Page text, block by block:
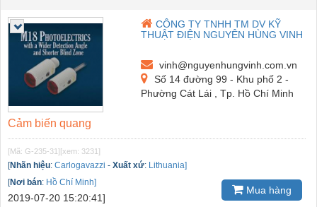
CÔNG TY TNHH TM DV KỸ
THUẬT ĐIỆN NGUYÊN HÙNG VINH
vinh@nguyenhungvinh.com.vn
Số 14 đường 99 - Khu phố 2 -
Phường Cát Lái , Tp. Hồ Chí Minh
Cảm biến quang
[Mã: G-235-31][xem: 3231]
[Nhãn hiệu: Carlogavazzi - Xuất xứ: Lithuania]
[Nơi bán: Hồ Chí Minh]
2019-07-20 15:20:41]
Mua hàng